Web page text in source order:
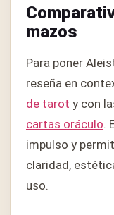
mazos
Para poner
reseña en
de tarot y con
cartas oráculo.
impulso y
claridad,
uso.